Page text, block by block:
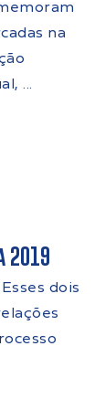
na
...
2019
dois